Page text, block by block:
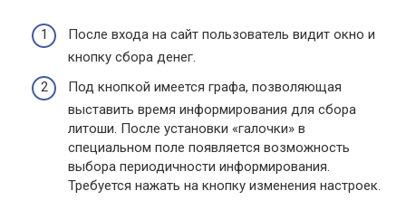
После входа на сайт пользователь видит окно и
кнопку сбора денег.
Под кнопкой имеется графа, позволяющая
выставить время информирования для сбора
литоши. После установки «галочки» в
специальном поле появляется возможность
выбора периодичности информирования.
Требуется нажать на кнопку изменения настроек.